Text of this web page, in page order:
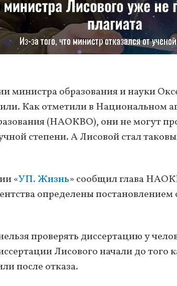
министра образования и науки
Как отметили в Национальном
(НАОКВО), они не могут
степени. А Лисовой стал
«УП. Жизнь» сообщил глава
определены
проверять диссертацию у
Лисового начали до того
после отказа.